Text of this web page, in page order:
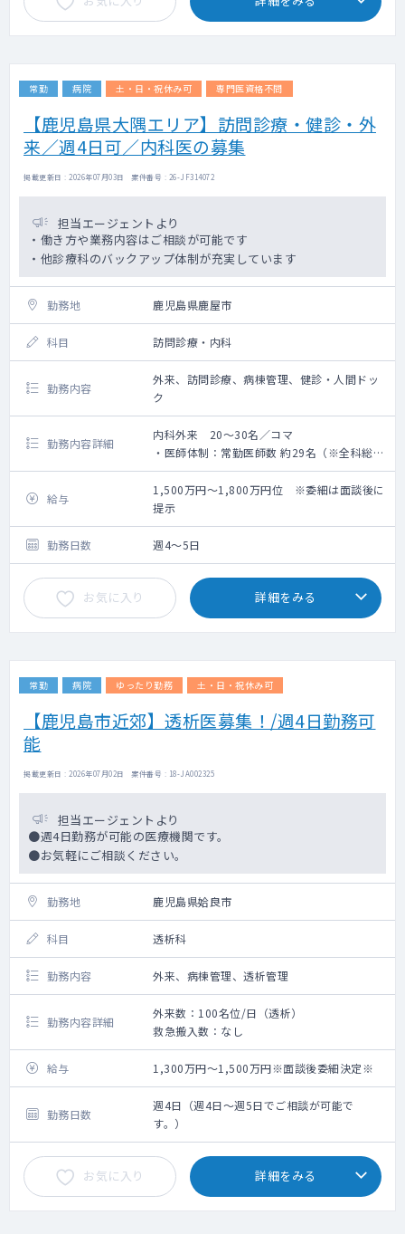
常勤 病院 土・日・祝休み可 専門医資格不問
【鹿児島県大隅エリア】訪問診療・健診・外
来／週4日可／内科医の募集
掲載更新日 : 2026年07月03日 案件番号 : 26-JF314072
担当エージェントより
・働き方や業務内容はご相談が可能です
・他診療科のバックアップ体制が充実しています
勤務地 鹿児島県鹿屋市
科目 訪問診療・内科
勤務内容
外来、訪問診療、病棟管理、健診・人間ドッ
ク
勤務内容詳細
内科外来 20～30名／コマ
・医師体制：常勤医師数 約29名（※全科総
数）
・訪問診療を中心に、法人内の複数医療機関
で外来・訪問診療・健診を横断的にお願いで
きる医師を求めています
・当直：応相談
・オンコール有無：有
■福利・厚生について
・社会保険完備
・マイカー通勤可能（無料駐車場あり）
給与
1,500万円～1,800万円位 ※委細は面談後に
提示
勤務日数 週4～5日
お気に入り 詳細をみる
常勤 病院 ゆったり勤務 土・日・祝休み可
【鹿児島市近郊】透析医募集！/週4日勤務可
能
掲載更新日 : 2026年07月02日 案件番号 : 18-JA002325
担当エージェントより
●週4日勤務が可能の医療機関です。
●お気軽にご相談ください。
勤務地 鹿児島県姶良市
科目 透析科
勤務内容 外来、病棟管理、透析管理
勤務内容詳細
外来数：100名位/日（透析）
救急搬入数：なし
給与 1,300万円～1,500万円※面談後委細決定※
勤務日数
週4日（週4日～週5日でご相談が可能で
す。）
お気に入り 詳細をみる